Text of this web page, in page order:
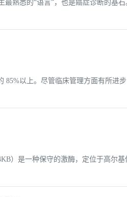
熟悉的“语言”，也是癌症诊断的基
以上。尽管临床管理方面有所进
）是一种保守的激酶，定位于高尔